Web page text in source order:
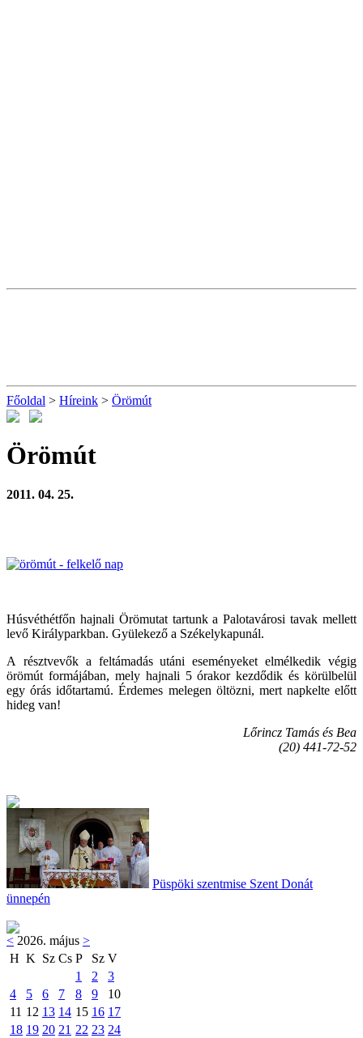
Főoldal > Híreink > Örömút
Örömút
2011. 04. 25.
Húsvéthétfőn hajnali Örömutat tartunk a Palotavárosi tavak mellett
levő Királyparkban. Gyülekező a Székelykapunál.
A résztvevők a feltámadás utáni eseményeket elmélkedik végig
örömút formájában, mely hajnali 5 órakor kezdődik és körülbelül
egy órás időtartamú. Érdemes melegen öltözni, mert napkelte előtt
hideg van!
Lőrincz Tamás és Bea
(20) 441-72-52
Püspöki szentmise Szent Donát
ünnepén
< 2026. május >
H K Sz Cs P Sz V
1
2
3
4
5 6 7 8 9
10
11 12 13 14 15 16 17
18 19 20 21 22 23 24